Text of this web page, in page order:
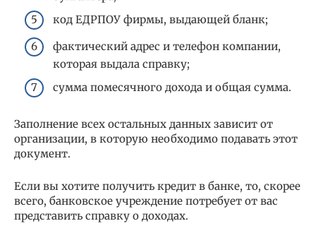
код ЕДРПОУ фирмы, выдающей бланк;
фактический адрес и телефон компании,
которая выдала справку;
сумма помесячного дохода и общая сумма.
Заполнение всех остальных данных зависит от
организации, в которую необходимо подавать этот
документ.
Если вы хотите получить кредит в банке, то, скорее
всего, банковское учреждение потребует от вас
представить справку о доходах.